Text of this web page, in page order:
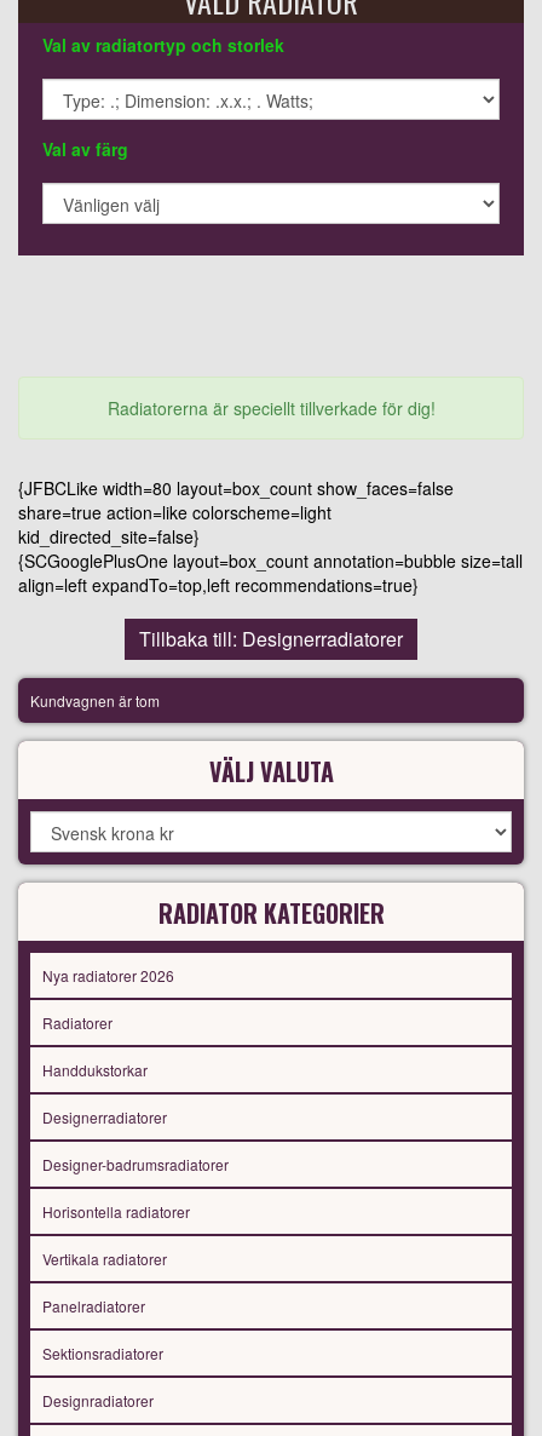
Val av radiatortyp och storlek
Val av färg
Radiatorerna är speciellt tillverkade för dig!
{JFBCLike width=80 layout=box_count show_faces=false
share=true action=like colorscheme=light
kid_directed_site=false}
{SCGooglePlusOne layout=box_count annotation=bubble size=tall
align=left expandTo=top,left recommendations=true}
Tillbaka till: Designerradiatorer
Kundvagnen är tom
VÄLJ VALUTA
RADIATOR KATEGORIER
Nya radiatorer 2026
Radiatorer
Handdukstorkar
Designerradiatorer
Designer-badrumsradiatorer
Horisontella radiatorer
Vertikala radiatorer
Panelradiatorer
Sektionsradiatorer
Designradiatorer